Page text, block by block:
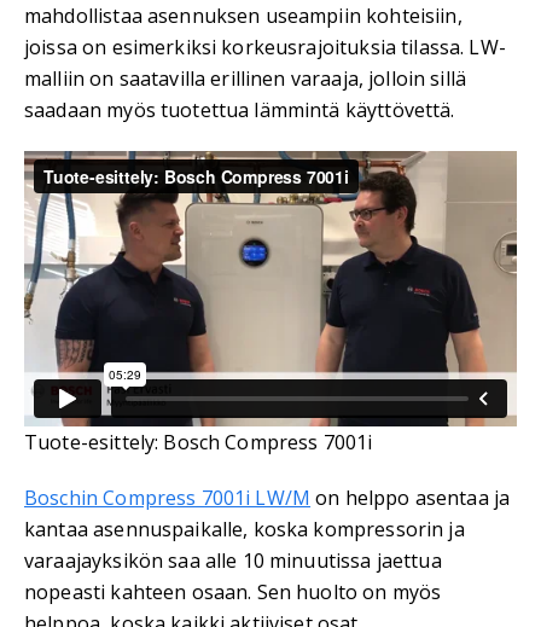
mahdollistaa asennuksen useampiin kohteisiin,
joissa on esimerkiksi korkeusrajoituksia tilassa. LW-
malliin on saatavilla erillinen varaaja, jolloin sillä
saadaan myös tuotettua lämmintä käyttövettä.
Tuote-esittely: Bosch Compress 7001i
Boschin Compress 7001i LW/M on helppo asentaa ja
kantaa asennuspaikalle, koska kompressorin ja
varaajayksikön saa alle 10 minuutissa jaettua
nopeasti kahteen osaan. Sen huolto on myös